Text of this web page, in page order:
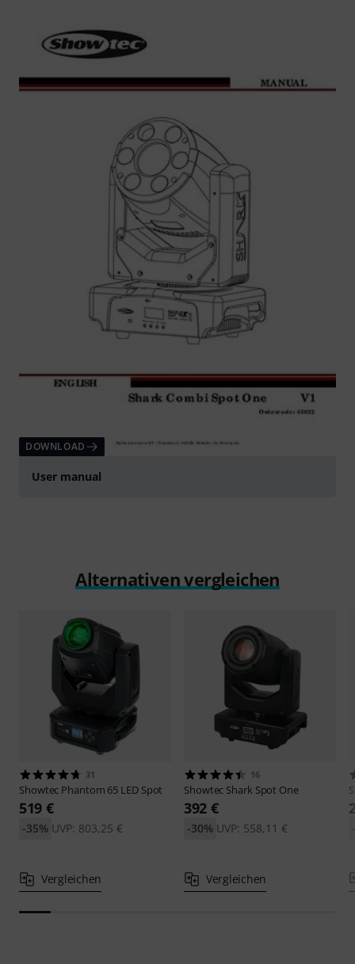
DOWNLOAD
User manual
Alternativen vergleichen
31
Showtec Phantom 65 LED Spot
519 €
UVP: 803,25 €
-35%
Vergleichen
16
Showtec Shark Spot One
392 €
UVP: 558,11 €
-30%
Vergleichen